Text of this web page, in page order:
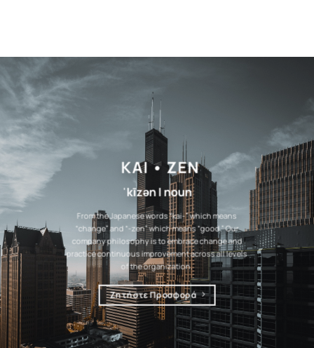
KAI • ZEN
ˈkīzən | noun
From the Japanese words “kai-” which means
“change” and “-zen” which means “good.” Our
company philosophy is to embrace change and
practice continuous improvement across all levels
of the organization.
Ζητήστε Προσφορά